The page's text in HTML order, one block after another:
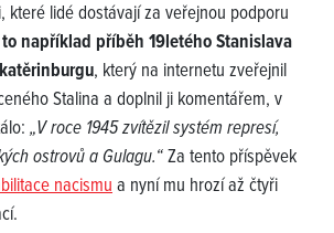
které lidé dostávají za veřejnou podporu
například příběh 19letého Stanislava
, který na internetu zveřejnil
Stalina a doplnil ji komentářem, v
„V roce 1945 zvítězil systém represí,
ostrovů a Gulagu.“Za tento příspěvek
nacismua nyní mu hrozí až čtyři